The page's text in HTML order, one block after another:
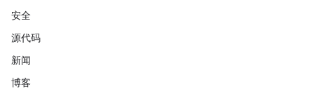
安全
源代码
新闻
博客